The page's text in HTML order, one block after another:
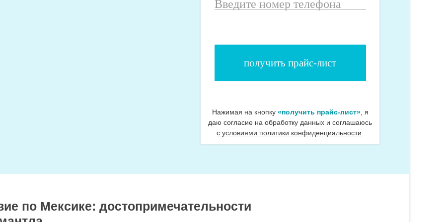
Нажимая на кнопку «получить прайс-лист», я
даю согласие на обработку данных и соглашаюсь
с условиями политики конфиденциальности
по Мексике: достопримечательности